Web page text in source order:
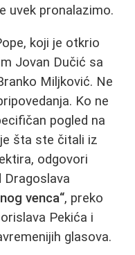
uvek pronalazimo.
koji je otkrio
Jovan Dučić sa
Miljković. Ne
Ko ne
pogled na
šta ste čitali iz
odgovori
venca“, preko
Pekića i
glasova.